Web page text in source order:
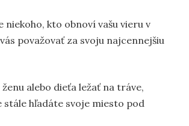
niekoho, kto obnoví vašu vieru v
považovať za svoju najcennejšiu
alebo dieťa ležať na tráve,
stále hľadáte svoje miesto pod